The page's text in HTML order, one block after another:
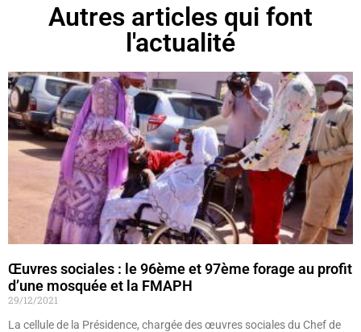
Autres articles qui font
l'actualité
Œuvres sociales : le 96ème et 97ème forage au profit
d’une mosquée et la FMAPH
29/12/2021
La cellule de la Présidence, chargée des œuvres sociales du Chef de